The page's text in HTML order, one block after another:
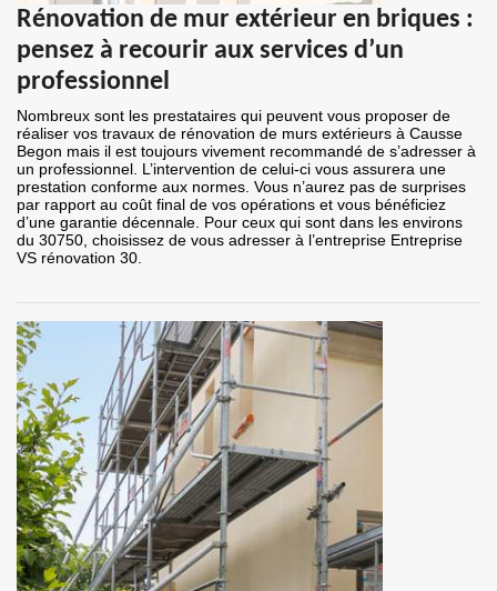
Rénovation de mur extérieur en briques :
pensez à recourir aux services d’un
professionnel
Nombreux sont les prestataires qui peuvent vous proposer de
réaliser vos travaux de rénovation de murs extérieurs à Causse
Begon mais il est toujours vivement recommandé de s’adresser à
un professionnel. L’intervention de celui-ci vous assurera une
prestation conforme aux normes. Vous n’aurez pas de surprises
par rapport au coût final de vos opérations et vous bénéficiez
d’une garantie décennale. Pour ceux qui sont dans les environs
du 30750, choisissez de vous adresser à l’entreprise Entreprise
VS rénovation 30.